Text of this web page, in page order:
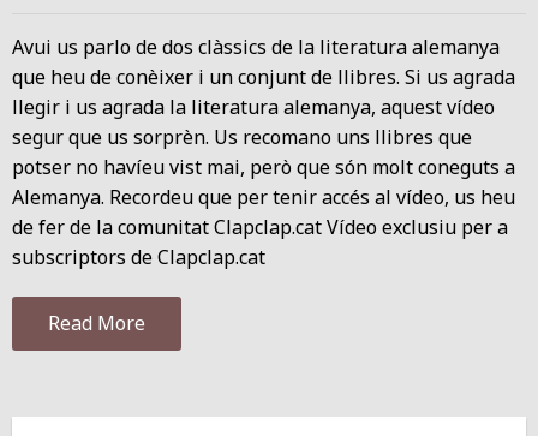
Avui us parlo de dos clàssics de la literatura alemanya
que heu de conèixer i un conjunt de llibres. Si us agrada
llegir i us agrada la literatura alemanya, aquest vídeo
segur que us sorprèn. Us recomano uns llibres que
potser no havíeu vist mai, però que són molt coneguts a
Alemanya. Recordeu que per tenir accés al vídeo, us heu
de fer de la comunitat Clapclap.cat Vídeo exclusiu per a
subscriptors de Clapclap.cat
Read More